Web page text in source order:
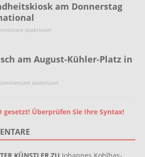
am Donnerstag
deaktiviert
am August-Kühler-Platz in
deaktiviert
gesetzt! Überprüfen Sie Ihre Syntax!